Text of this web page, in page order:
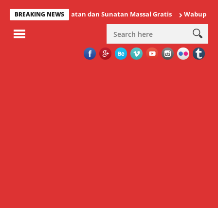
BREAKING NEWS
Kesehatan dan Sunatan Massal Gratis Wabup